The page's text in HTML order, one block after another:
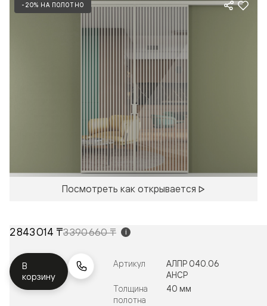
-20% НА ПОЛОТНО
Посмотреть как открывается
2 843 014 ₸3 390 660 ₸ i
В
корзину
Артикул
АЛПР 040.06
АНСР
Толщина
полотна
40 мм